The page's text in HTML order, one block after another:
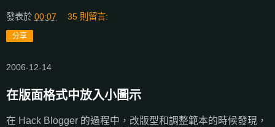
發表於 00:07 35 則留言:
分享
2006-12-14
在版面格式中放入小圖示
在 Hack Blogger 的過程中，改版型和調整範本的時候發現，